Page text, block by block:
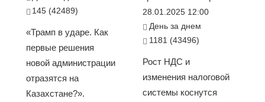
145 (42489)
«Трамп в ударе. Как
первые решения
новой администрации
отразятся на
Казахстане?».
28.01.2025 12:00
День за днем
1181 (43496)
Рост НДС и
изменения налоговой
системы коснутся